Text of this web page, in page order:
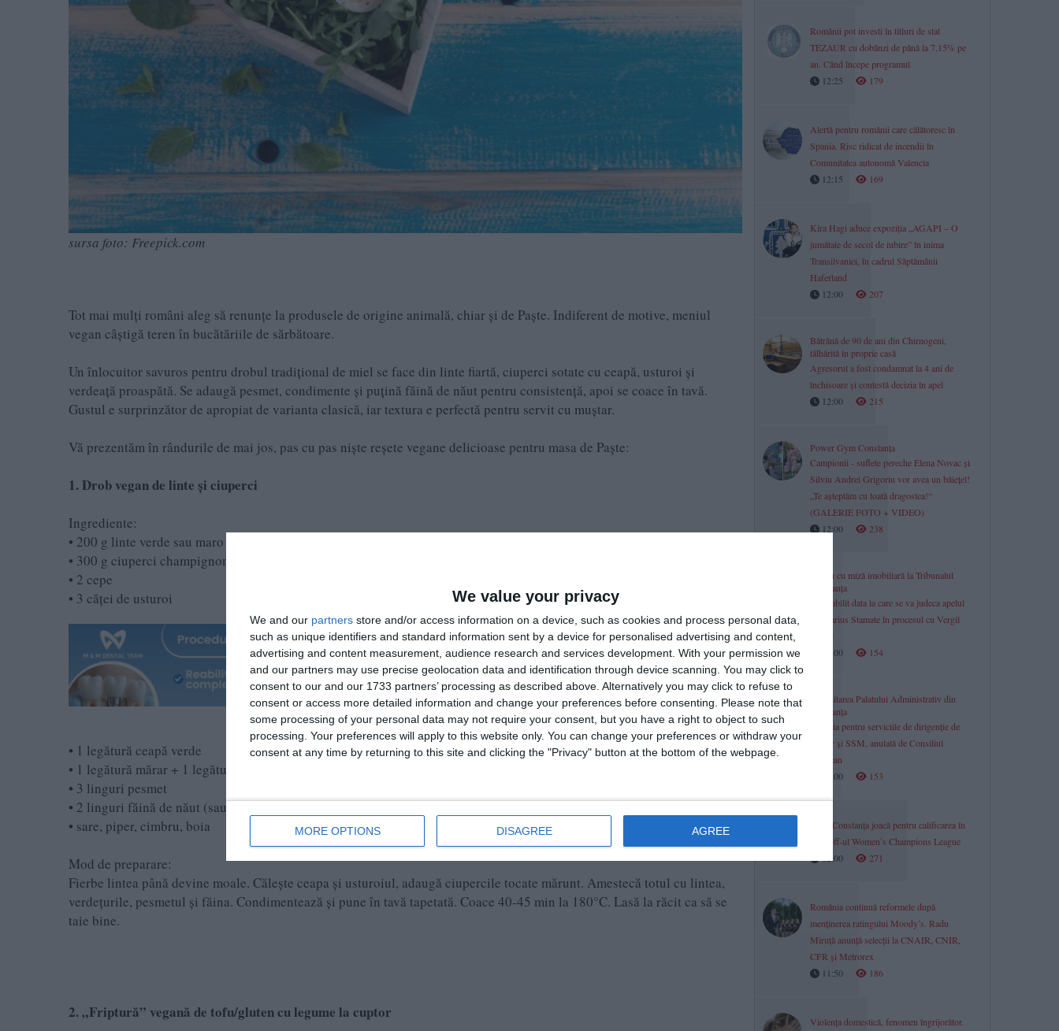
We value your privacy
We and our partners store and/or access information on a device, such as cookies and process personal data,
such as unique identifiers and standard information sent by a device for personalised advertising and content,
advertising and content measurement, audience research and services development. With your permission we
and our partners may use precise geolocation data and identification through device scanning. You may click to
consent to our and our 1733 partners’ processing as described above. Alternatively you may click to refuse to
consent or access more detailed information and change your preferences before consenting.
Please note that
some processing of your personal data may not require your consent, but you have a right to object to such
processing. Your preferences will apply to this website only. You can change your preferences or withdraw your
consent at any time by returning to this site and clicking the "Privacy" button at the bottom of the webpage.
MORE OPTIONS DISAGREE AGREE
sursa foto: Freepick.com
Tot mai mulți români aleg să renunțe la produsele de origine animală, chiar și de Paște. Indiferent de motive, meniul
vegan câștigă teren în bucătăriile de sărbătoare.
Un înlocuitor savuros pentru drobul tradițional de miel se face din linte fiartă, ciuperci sotate cu ceapă, usturoi și
verdeață proaspătă. Se adaugă pesmet, condimente și puțină făină de năut pentru consistență, apoi se coace în tavă.
Gustul e surprinzător de apropiat de varianta clasică, iar textura e perfectă pentru servit cu muștar.
Vă prezentăm în rândurile de mai jos, pas cu pas niște reșete vegane delicioase pentru masa de Paște:
1. Drob vegan de linte și ciuperci
Ingrediente:
• 200 g linte verde sau maro
• 300 g ciuperci champignon
• 2 cepe
• 3 căței de usturoi
• 1 legătură ceapă verde
• 1 legătură mărar + 1 legătură pătrunjel
• 3 linguri pesmet
• 2 linguri făină de năut (sau altă făină)
• sare, piper, cimbru, boia
Mod de preparare:
Fierbe lintea până devine moale. Călește ceapa și usturoiul, adaugă ciupercile tocate mărunt. Amestecă totul cu lintea,
verdețurile, pesmetul și făina. Condimentează și pune în tavă tapetată. Coace 40-45 min la 180°C. Lasă la răcit ca să se
taie bine.
2. „Friptură” vegană de tofu/gluten cu legume la cuptor
Românii pot investi în titluri de stat
TEZAUR cu dobânzi de până la 7,15% pe
an. Când începe programul
12:25
179
Alertă pentru românii care călătoresc în
Spania. Risc ridicat de incendii în
Comunitatea autonomă Valencia
12:15
169
Kira Hagi aduce expoziția „AGAPI – O
jumătate de secol de iubire” în inima
Transilvaniei, în cadrul Săptămânii
Haferland
12:00
207
Bătrână de 90 de ani din Chirnogeni,
tâlhărită în proprie casă
Agresorul a fost condamnat la 4 ani de
închisoare și contestă decizia în apel
12:00
215
Power Gym Constanța
Campionii - suflete pereche Elena Novac și
Silviu Andrei Grigoriu vor avea un băiețel!
„Te așteptăm cu toată dragostea!“
(GALERIE FOTO + VIDEO)
12:00
238
Litigiu cu miză imobiliară la Tribunalul
Constanța
S-a stabilit data la care se va judeca apelul
lui Marius Stamate în procesul cu Vergil
Chițac
12:00
154
Reabilitarea Palatului Administrativ din
Constanța
Licitația pentru serviciile de dirigenție de
șantier și SSM, anulată de Consiliul
Județean
12:00
153
Farul Constanța joacă pentru calificarea în
play-off-ul Womenʼs Champions League
12:00
271
România continuă reformele după
menținerea ratingului Moody’s. Radu
Miruță anunță selecții la CNAIR, CNIR,
CFR și Metrorex
11:50
186
Violența domestică, fenomen îngrijorător.